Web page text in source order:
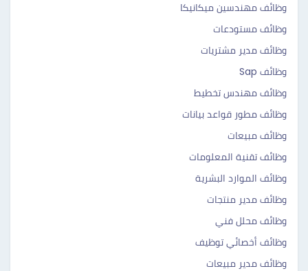
وظائف مهندسين ميكانيكا
وظائف مستودعات
وظائف مدير مشتريات
وظائف Sap
وظائف مهندس تخطيط
وظائف مطور قواعد بيانات
وظائف مبيعات
وظائف تقنية المعلومات
وظائف الموارد البشرية
وظائف مدير منتجات
وظائف محلل فني
وظائف أخصائي توظيف
وظائف مدير مبيعات